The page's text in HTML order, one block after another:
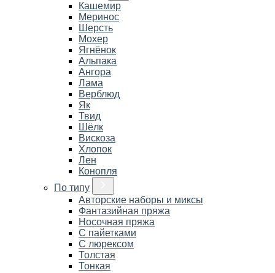
Кашемир
Меринос
Шерсть
Мохер
Ягнёнок
Альпака
Ангора
Лама
Верблюд
Як
Твид
Шёлк
Вискоза
Хлопок
Лен
Конопля
По типу
Авторские наборы и миксы
Фантазийная пряжа
Носочная пряжа
С пайетками
С люрексом
Толстая
Тонкая